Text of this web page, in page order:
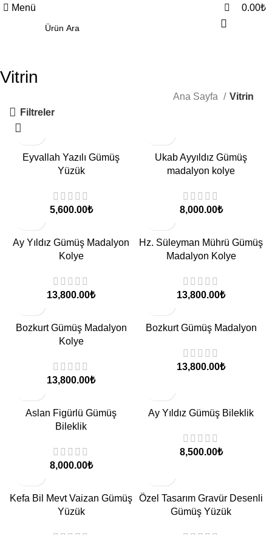
Menü 0.00₺
Vitrin
Ana Sayfa
Vitrin
Filtreler
Eyvallah Yazılı Gümüş
Yüzük
₺
Ukab Ayyıldız Gümüş
madalyon kolye
₺
Ay Yıldız Gümüş Madalyon
Kolye
₺
Hz. Süleyman Mührü Gümüş
Madalyon Kolye
₺
Bozkurt Gümüş Madalyon
Kolye
₺
Bozkurt Gümüş Madalyon
₺
Aslan Figürlü Gümüş
Bileklik
₺
Ay Yıldız Gümüş Bileklik
₺
Kefa Bil Mevt Vaizan Gümüş
Yüzük
Özel Tasarım Gravür Desenli
Gümüş Yüzük